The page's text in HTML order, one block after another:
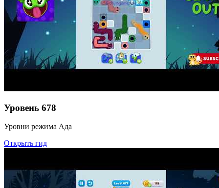
Уровень 678
Уровни режима Ада
Открыть гид